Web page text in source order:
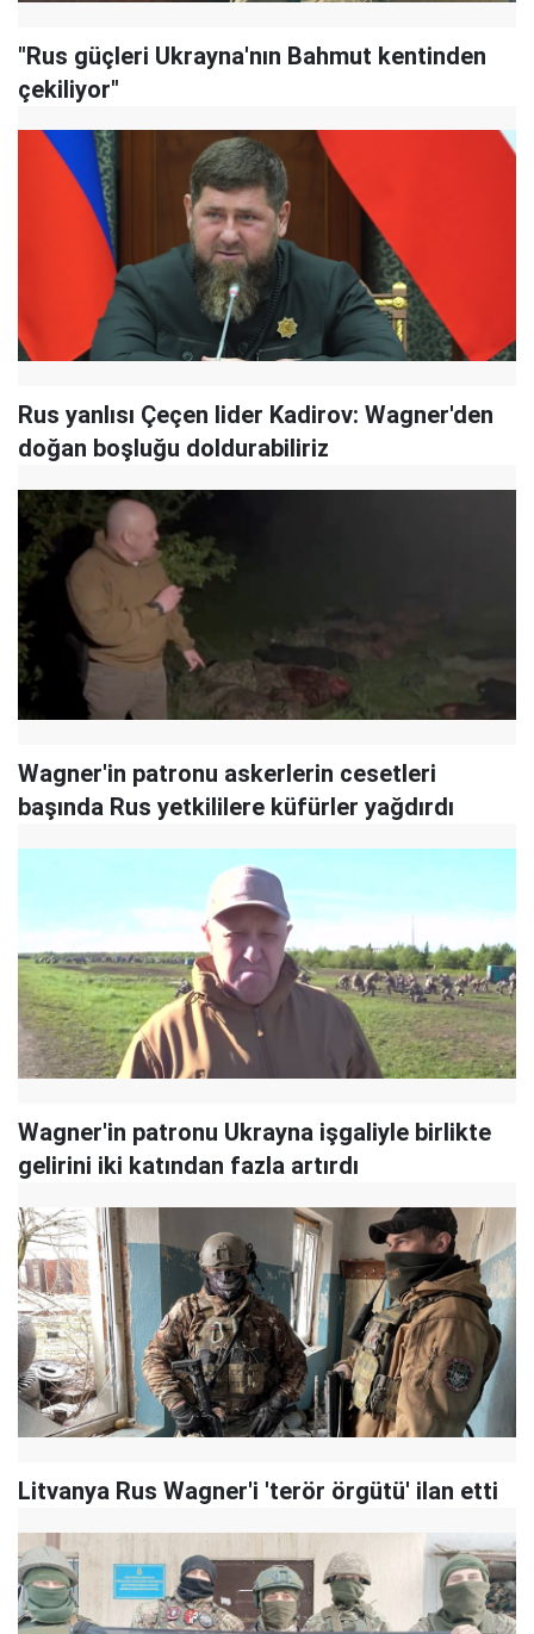
"Rus güçleri Ukrayna'nın Bahmut kentinden
çekiliyor"
Rus yanlısı Çeçen lider Kadirov: Wagner'den
doğan boşluğu doldurabiliriz
Wagner'in patronu askerlerin cesetleri
başında Rus yetkililere küfürler yağdırdı
Wagner'in patronu Ukrayna işgaliyle birlikte
gelirini iki katından fazla artırdı
Litvanya Rus Wagner'i 'terör örgütü' ilan etti